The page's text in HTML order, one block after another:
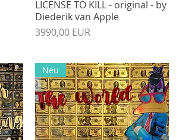
Gyorsnézet
LICENSE TO KILL - original - by
Diederik van Apple
Ár
3990,00 EUR
Neu